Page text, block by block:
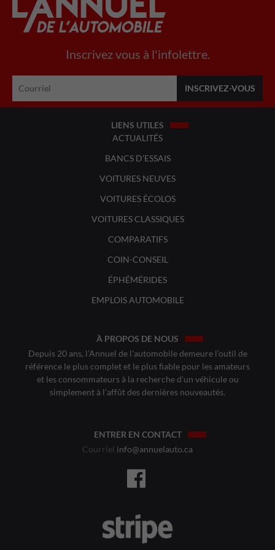
Inscrivez vous à l'infolettre.
LIENS UTILES
ACTUALITÉS
BANCS D'ESSAIS
VOITURES NEUVES
VOITURES ÉCOLOS
VOITURES CLASSIQUES
COMPARATIFS
COIN-CONSEIL
ÉPHÉMÉRIDES
EMPLOIS AUTOMOBILE
À PROPOS DE NOUS
Depuis 20 ans, l’Annuel de l’automobile demeure l’outil de
référence le plus complet et le plus fiable pour les amateurs
et les consommateurs à la recherche d’un véhicule ou
simplement à l’affût des dernières nouveautés.
ENTRER EN CONTACT
Courriel info@annuelauto.ca